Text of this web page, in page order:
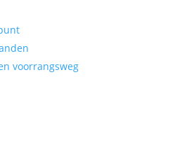
voorrangsweg